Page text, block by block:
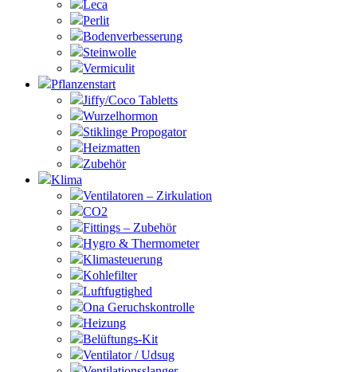
Leca
Perlit
Bodenverbesserung
Steinwolle
Vermiculit
Pflanzenstart
Jiffy/Coco Tabletts
Wurzelhormon
Stiklinge Propogator
Heizmatten
Zubehör
Klima
Ventilatoren – Zirkulation
CO2
Fittings – Zubehör
Hygro & Thermometer
Klimasteuerung
Kohlefilter
Luftfugtighed
Ona Geruchskontrolle
Heizung
Belüftungs-Kit
Ventilator / Udsug